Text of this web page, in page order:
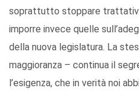
soprattutto stoppare
imporre invece quelle
della nuova legislatura. La
maggioranza – continua il
l’esigenza, che in verità noi